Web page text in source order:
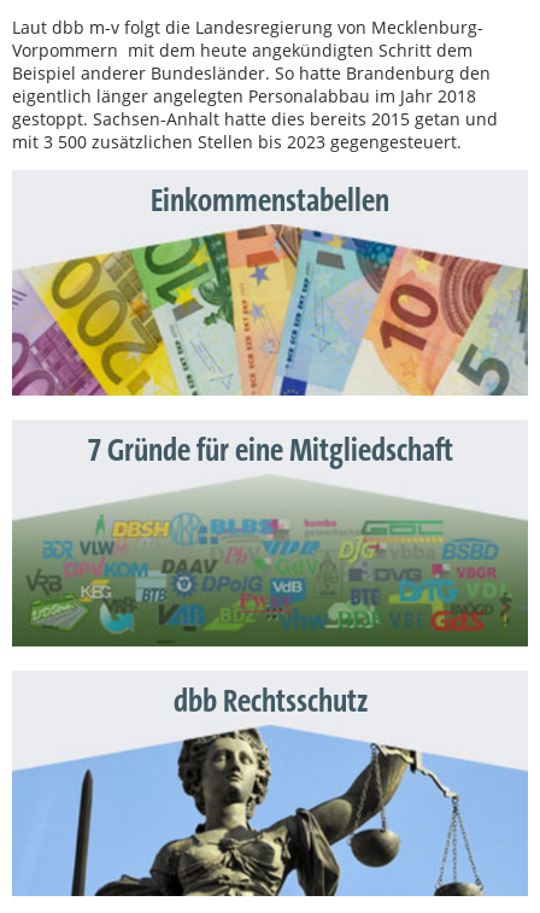
Laut dbb m-v folgt die Landesregierung von Mecklenburg-
Vorpommern mit dem heute angekündigten Schritt dem
Beispiel anderer Bundesländer. So hatte Brandenburg den
eigentlich länger angelegten Personalabbau im Jahr 2018
gestoppt. Sachsen-Anhalt hatte dies bereits 2015 getan und
mit 3 500 zusätzlichen Stellen bis 2023 gegengesteuert.
Einkommenstabellen
7 Gründe für eine Mitgliedschaft
dbb Rechtsschutz